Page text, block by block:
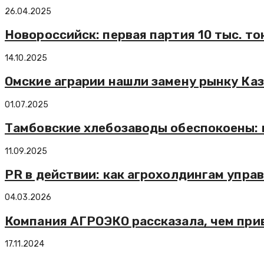
26.04.2025
Новороссийск: первая партия 10 тыс.
14.10.2025
Омские аграрии нашли замену рынку
01.07.2025
Тамбовские хлебозаводы
11.09.2025
PR в действии: как агрохолдингам
04.03.2026
Компания АГРОЭКО рассказала, чем
17.11.2024